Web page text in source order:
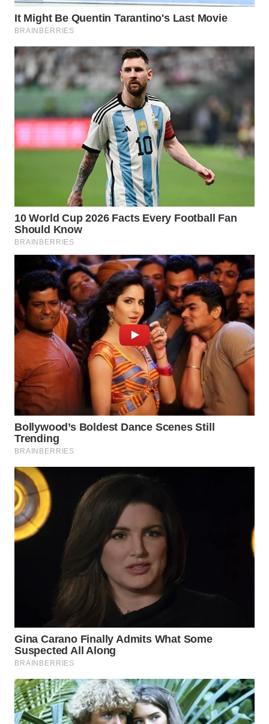
WN
PAKPAK
WN
KARAWANG
WN
BEKASI
WN
DEPOK
WN
TAPANULI
UTARA
WN
SAMOSIR
WN
PADANG
LAWAS
WN
SUMEDANG
WN
WN
KEPULAUAN
SERIBU
WN
CIREBON
WN
INDRAMAYU